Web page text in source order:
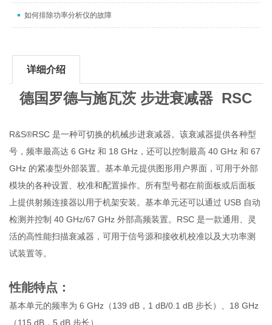
如何排除功率分析仪的故障
详细介绍
德国罗德与施瓦茨 步进衰减器 RSC
R&S®RSC 是一种可切换的机械步进衰减器。该衰减器提供各种型
号，频率最高达 6 GHz 和 18 GHz，还可以控制最高 40 GHz 和 67
GHz 的紧凑型外部装置。基本单元提供图形用户界面，可用于外部
模块的各种设置、校准和配置操作。所有型号都在前面板或后面板
上提供射频连接器以用于机架安装。基本单元还可以通过 USB 自动
检测并控制 40 GHz/67 GHz 外部高频装置。RSC 是一款通用、灵
活的高性能扫描衰减器，可用于信号源和接收机校准以及大功率测
试装置等。
性能特点：
基本单元的频率为 6 GHz（139 dB，1 dB/0.1 dB 步长）、18 GHz
（115 dB，5 dB 步长）